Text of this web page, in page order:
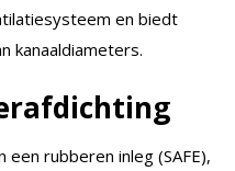
en biedt
kanaaldiameters.
rubberen inleg (SAFE),